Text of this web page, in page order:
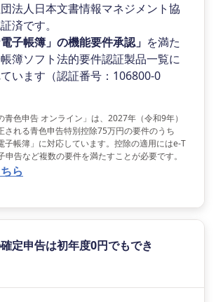
団法人日本文書情報マネジメント協
済です。
電子帳簿」の機能要件承認」 を満た
簿ソフト法的要件認証製品一覧に
います（認証番号：106800-0
青色申告 オンライン」は、2027年（令和9年）
される青色申告特別控除75万円の要件のうち
子帳簿」に対応しています。控除の適用にはe-T
申告など複数の要件を満たすことが必要です。
ら
定申告は初年度0円でもでき